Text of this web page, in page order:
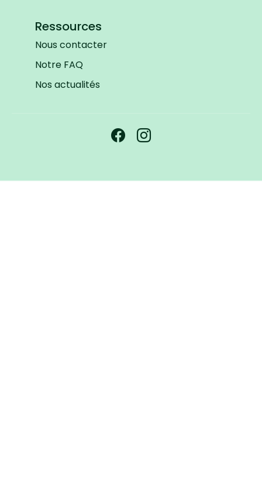
Ressources
Nous contacter
Notre FAQ
Nos actualités